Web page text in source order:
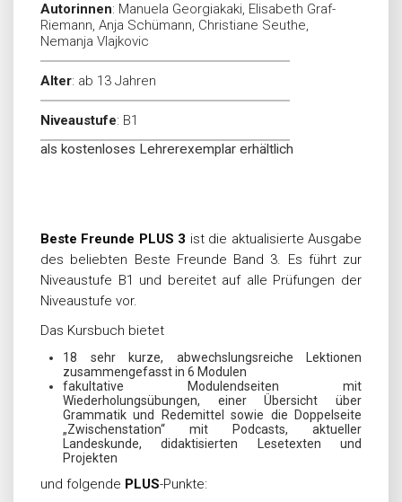
Autorinnen: Manuela Georgiakaki, Elisabeth Graf-
Riemann, Anja Schümann, Christiane Seuthe,
Nemanja Vlajkovic
Alter: ab 13 Jahren
Niveaustufe: B1
als kostenloses Lehrerexemplar erhältlich
Beste Freunde PLUS 3 ist die aktualisierte Ausgabe
des beliebten Beste Freunde Band 3. Es führt zur
Niveaustufe B1 und bereitet auf alle Prüfungen der
Niveaustufe vor.
Das Kursbuch bietet
18 sehr kurze, abwechslungsreiche Lektionen
zusammengefasst in 6 Modulen
fakultative Modulendseiten mit
Wiederholungsübungen, einer Übersicht über
Grammatik und Redemittel sowie die Doppelseite
„Zwischenstation“ mit Podcasts, aktueller
Landeskunde, didaktisierten Lesetexten und
Projekten
und folgende PLUS-Punkte: